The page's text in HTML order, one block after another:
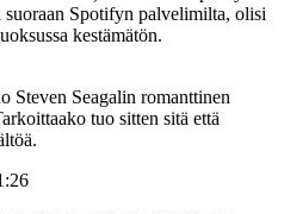
Spotifyn palvelimilta, olisi
kestämätön.
Steven Seagalin romanttinen
tuo sitten sitä että